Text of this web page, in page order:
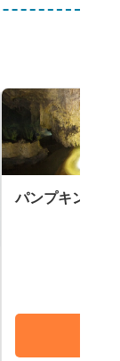
パンプキン鍾乳